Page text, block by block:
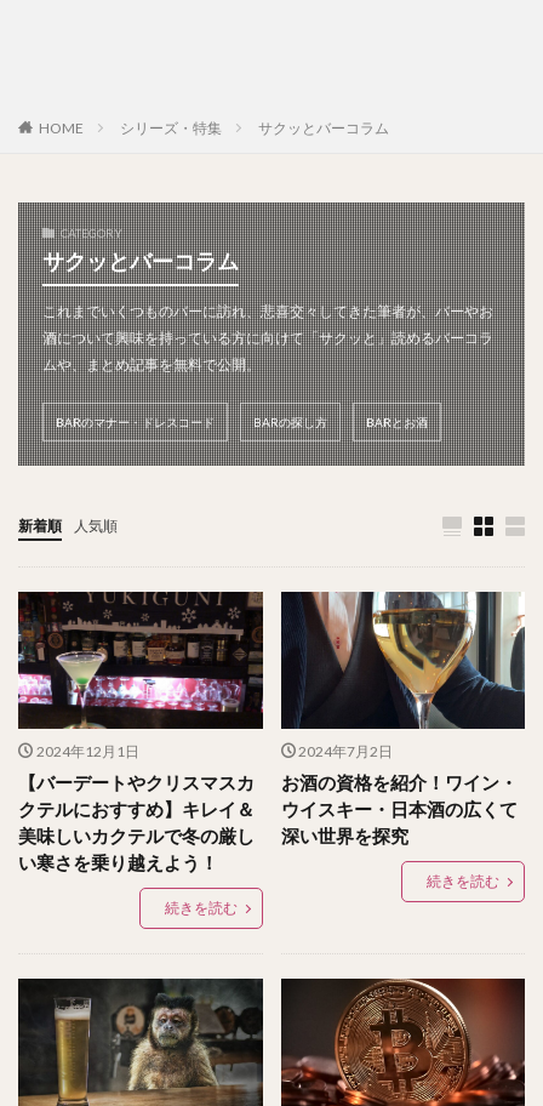
HOME シリーズ・特集 サクッとバーコラム
CATEGORY
サクッとバーコラム
これまでいくつものバーに訪れ、悲喜交々してきた筆者が、バーやお
酒について興味を持っている方に向けて「サクッと」読めるバーコラ
ムや、まとめ記事を無料で公開。
BARのマナー・ドレスコード BARの探し方 BARとお酒
新着順 人気順
2024年12月1日
【バーデートやクリスマスカ
クテルにおすすめ】キレイ＆
美味しいカクテルで冬の厳し
い寒さを乗り越えよう！
続きを読む
2024年7月2日
お酒の資格を紹介！ワイン・
ウイスキー・日本酒の広くて
深い世界を探究
続きを読む